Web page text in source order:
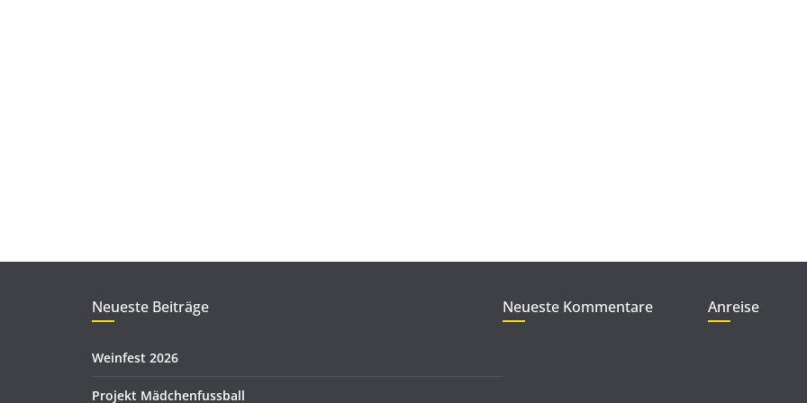
Neueste Beiträge
Weinfest 2026
Projekt Mädchenfussball
Neueste Kommentare Anreise